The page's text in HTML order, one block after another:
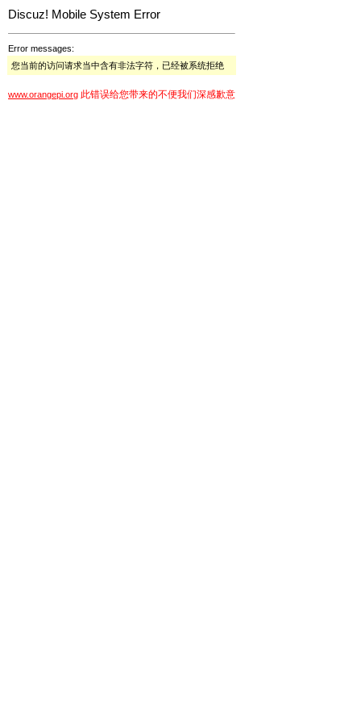
Discuz! Mobile System Error
Error messages:
您当前的访问请求当中含有非法字符，已经被系统拒绝
www.orangepi.org 此错误给您带来的不便我们深感歉意